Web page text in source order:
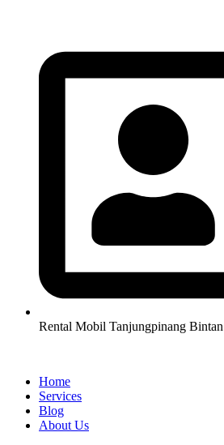
Rental Mobil Tanjungpinang Bintan
Home
Services
Blog
About Us